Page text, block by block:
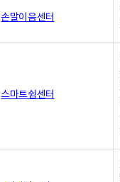
손말이음센터
스마트쉼센터